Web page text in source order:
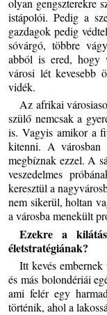
olyan gengszterekre
istápolói. Pedig a
gazdagok pedig
sóvárgó, többre
abból is ered, hogy
városi lét kevesebb
vidék.
Az afrikai
szülő nemcsak a
is. Vagyis amikor a
kitenni. A
megbíznak ezzel. A
veszedelmes
keresztül a
nem sikerül, holtan
a városba menekült
Ezekre a
életstratégiának?
Itt kevés
és más bolondériái
ami felér egy
történik, ahol a